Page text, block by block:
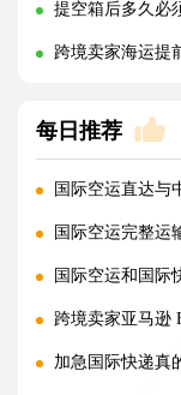
提空箱后多久必须还重
跨境卖家海运提前多久
每日推荐
国际空运直达与中
国际空运完整运输
国际空运和国际快
跨境卖家亚马逊
加急国际快递真